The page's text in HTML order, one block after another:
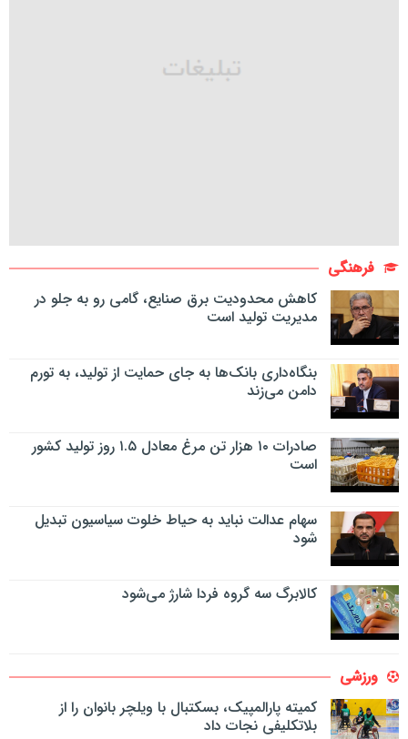
فرهنگی
کاهش محدودیت برق صنایع، گامی رو به جلو در
مدیریت تولید است
بنگاه‌داری بانک‌ها به جای حمایت از تولید، به تورم
دامن می‌زند
صادرات ۱۰ هزار تن مرغ معادل ۱.۵ روز تولید کشور
است
سهام عدالت نباید به حیاط خلوت سیاسیون تبدیل
شود
کالابرگ سه گروه فردا شارژ می‌شود
ورزشی
کمیته پارالمپیک، بسکتبال با ویلچر بانوان را از
بلاتکلیفی نجات داد